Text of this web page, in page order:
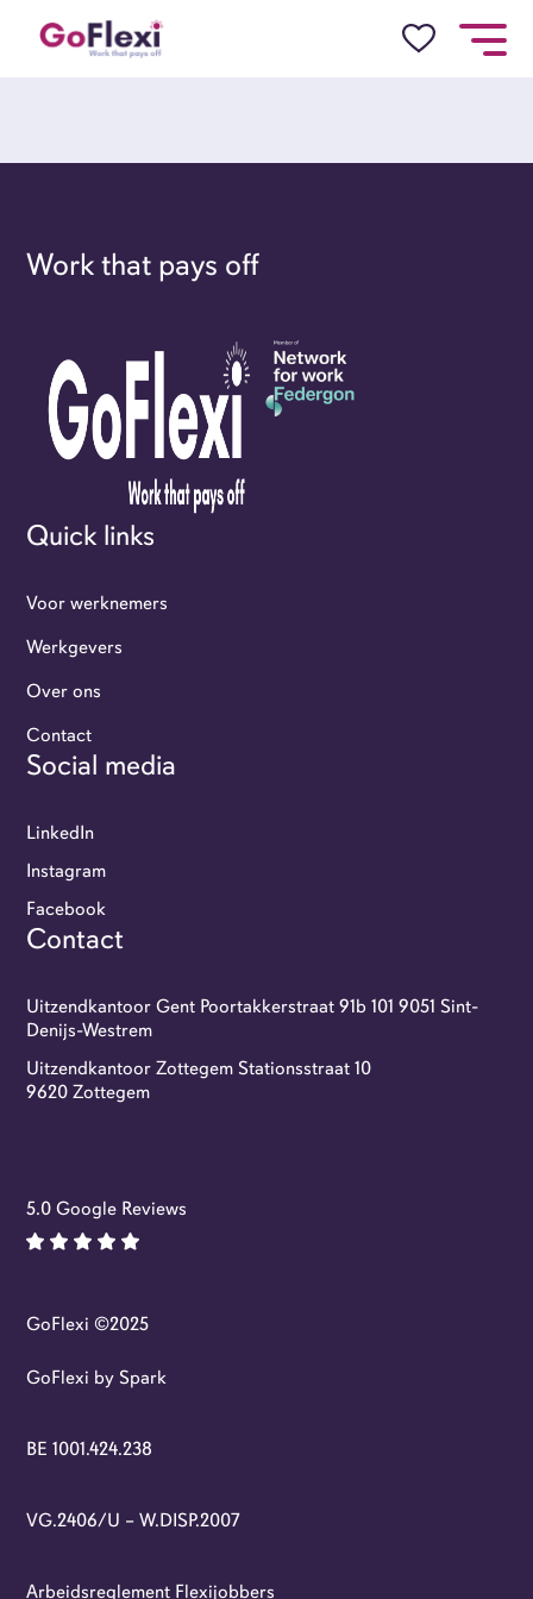
Werkgevers
Flexi-jobbers
Over ons
Contact
GoFlexi portaal
Flexi-jobs
Work that pays off
Quick links
Voor werknemers
Werkgevers
Over ons
Contact
Social media
LinkedIn
Instagram
Facebook
Contact
Uitzendkantoor Gent Poortakkerstraat 91b 101 9051 Sint-
Denijs-Westrem
Uitzendkantoor Zottegem Stationsstraat 10
9620 Zottegem
5.0 Google Reviews
GoFlexi ©2025
GoFlexi by Spark
BE 1001.424.238
VG.2406/U – W.DISP.2007
Arbeidsreglement Flexijobbers